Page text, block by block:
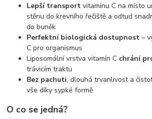
Lepší transport vitamínu C na místo
stěnu do krevního řečiště a odtud
do buněk
Perfektní biologická dostupnost –
C pro organismus
Liposomální vrstva vitamín C chrání
trávicím traktu
Bez pachuti, dlouhá trvanlivost a
vše díky sypké formě
O co se jedná?